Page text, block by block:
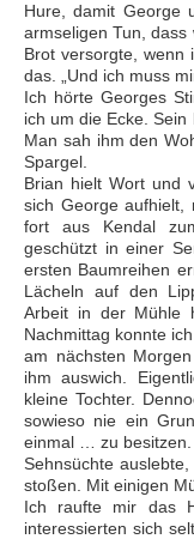
Hure, damit George
armseligen Tun,
Brot versorgte, wenn
das. „Und ich muss
Ich hörte Georges
ich um die Ecke. Sein
Man sah ihm den
Spargel.
Brian hielt Wort und
sich George aufhielt,
fort aus Kendal
geschützt in einer
ersten Baumreihen
Lächeln auf den
Arbeit in der Mühle
Nachmittag konnte
am nächsten
ihm auswich.
kleine Tochter.
sowieso nie ein
einmal … zu besitzen.
Sehnsüchte
stoßen. Mit einigen
Ich raufte mir das
interessierten sich